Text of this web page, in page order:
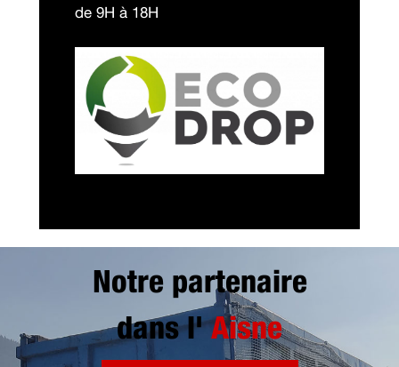
de 9H à 18H
Notre partenaire
dans l'Aisne